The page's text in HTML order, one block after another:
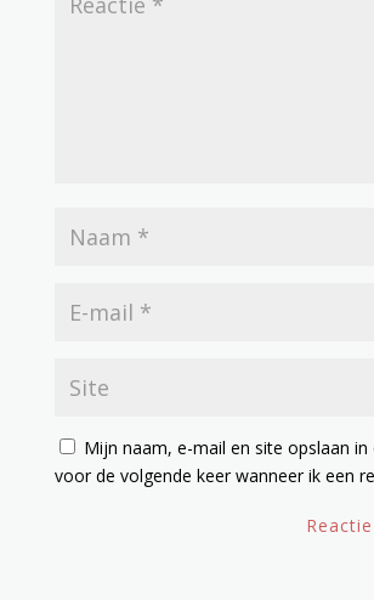
Mijn naam, e-mail en site opslaan
voor de volgende keer wanneer ik een